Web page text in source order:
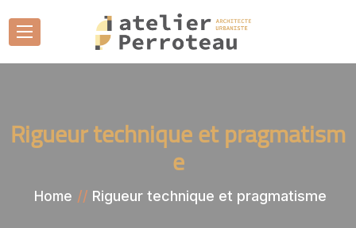
Rigueur technique et pragmatism
e
Home Rigueur technique et pragmatisme